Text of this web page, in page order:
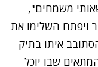
משמחים",
השלימו את
איתו בתיק
שבו יוכל